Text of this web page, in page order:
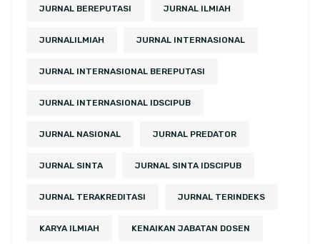
JURNAL BEREPUTASI JURNAL ILMIAH
JURNALILMIAH JURNAL INTERNASIONAL
JURNAL INTERNASIONAL BEREPUTASI
JURNAL INTERNASIONAL IDSCIPUB
JURNAL NASIONAL JURNAL PREDATOR
JURNAL SINTA JURNAL SINTA IDSCIPUB
JURNAL TERAKREDITASI JURNAL TERINDEKS
KARYA ILMIAH KENAIKAN JABATAN DOSEN